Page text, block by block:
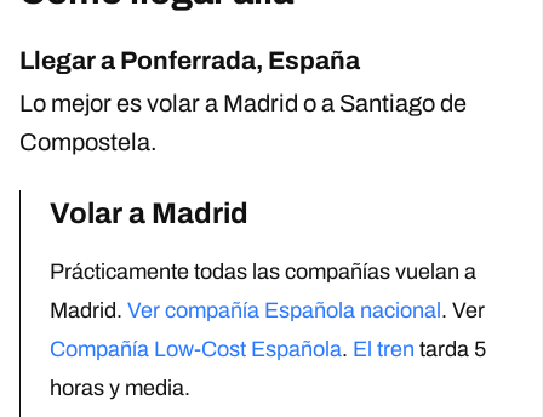
Llegar a Ponferrada, España
Lo mejor es volar a Madrid o a Santiago de
Compostela.
Volar a Madrid
Prácticamente todas las compañías vuelan a
Madrid. Ver compañía Española nacional . Ver
Compañía Low-Cost Española. El tren tarda 5
horas y media.